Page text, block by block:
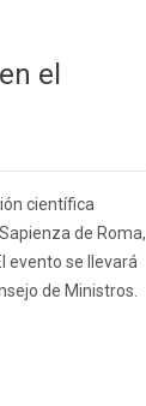
el
científica
de Roma,
evento se llevará
de Ministros.